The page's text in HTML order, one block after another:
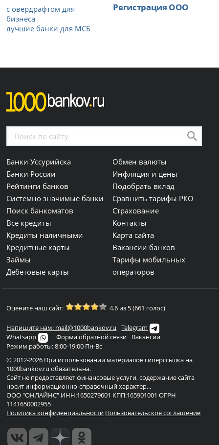
с овердрафтом для
бизнеса
лучшие банки для МСБ
Регистрация ООО
Банки Уссурийска
Банки России
Рейтинги банков
Системно значимые банки
Поиск банкоматов
Все кредиты
Кредиты наличными
Кредитные карты
Займы
Дебетовые карты
Обмен валюты
Инфляция и цены
Подобрать вклад
Сравнить тарифы РКО
Страхование
Контакты
Карта сайта
Вакансии банков
Тарифы мобильных
операторов
Оцените наш сайт: 4.6 из 5 (661 голос)
Напишите нам: mail@1000bankov.ru
Telegram
Whatsapp
Форма обратной связи
Вакансии
Режим работы: 8:00-19:00 Пн-Вс
© 2012-2026 При использовании материалов гиперссылка на
1000bankov.ru обязательна.
Сайт не предоставляет финансовые услуги, содержание сайта
носит информационно-справочный характер...
ООО "ОНЛАЙНС" ИНН:1650279601 КПП:165901001 ОГРН
1141650002955
Политика конфиденциальности Пользовательское соглашение